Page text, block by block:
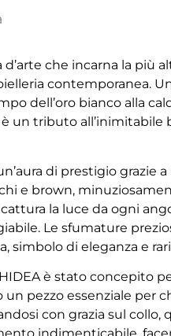
d’arte che incarna la più
contemporanea.
dell’oro bianco alla
un tributo all’inimitabile
di prestigio grazie
e brown,
la luce da ogni
Le sfumature
simbolo di eleganza e
è stato concepito
pezzo essenziale per
con grazia sul collo,